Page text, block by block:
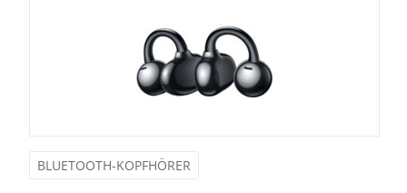
BLUETOOTH-KOPFHÖRER